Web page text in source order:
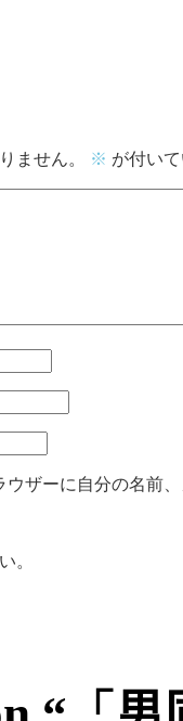
ません。 ※ が付い
ザーに自分の名前
。